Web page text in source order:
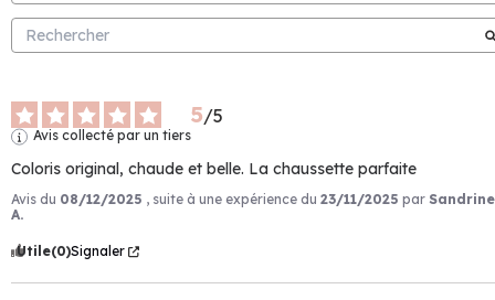
5/5
Avis collecté par un tiers
Coloris original, chaude et belle. La chaussette parfaite
Avis du 08/12/2025 , suite à une expérience du 23/11/2025 par Sandrine
A.
Utile(0)Signaler